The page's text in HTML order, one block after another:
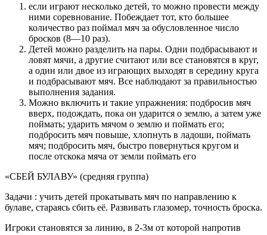
если играют несколько детей, то можно провести между
ними соревнование. Побеждает тот, кто большее
количество раз поймал мяч за обусловленное число
бросков (8—10 раз).
Детей можно разделить на пары. Одни подбрасывают и
ловят мячи, а другие считают или все становятся в круг,
а один или двое из играющих выходят в середину круга
и подбрасывают мяч. Все наблюдают за правильностью
выполнения задания.
Можно включить и такие упражнения: подбросив мяч
вверх, подождать, пока он ударится о землю, а затем уже
поймать; ударить мячом о землю и поймать его;
подбросить мяч повыше, хлопнуть в ладоши, поймать
мяч; подбросить мяч, быстро повернуться кругом и
после отскока мяча от земли поймать его
«СБЕЙ БУЛАВУ» (средняя группа)
Задачи : учить детей прокатывать мяч по направлению к
булаве, стараясь сбить её. Развивать глазомер, точность броска.
Игроки становятся за линию, в 2-3м от которой напротив